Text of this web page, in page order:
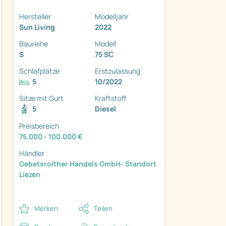
Hersteller
Sun Living
Modelljahr
2022
Baureihe
S
Modell
75 SC
Schlafplätze
5
Erstzulassung
10/2022
Sitze mit Gurt
5
Kraftstoff
Diesel
Preisbereich
75.000 - 100.000 €
Händler
Gebetsroither Handels GmbH- Standort
Liezen
Merken Teilen